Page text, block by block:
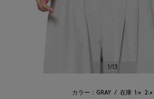
1/13
カラー：GRAY / 在庫 1:× 2:×